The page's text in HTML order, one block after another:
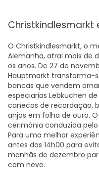
O Christkindlesmarkt, o
Alemanha, atrai mais de
os anos. De 27 de
Hauptmarkt transforma-
bancas que vendem
especiarias Lebkuchen
canecas de recordação,
anjos em folha de ouro.
cerimónia conduzida
Para uma melhor
antes das 14h00 para
manhãs de dezembro
com neve.